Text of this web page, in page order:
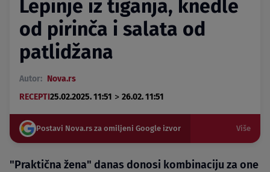
Lepinje iz tiganja, knedle
od pirinča i salata od
patlidžana
Autor: Nova.rs
RECEPTI25.02.2025. 11:51 > 26.02. 11:51
Postavi Nova.rs za omiljeni Google izvor Više
"Praktična žena" danas donosi kombinaciju za one